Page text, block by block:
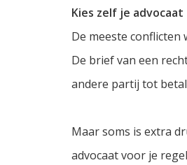
Kies zelf je advocaat
De meeste
De brief van een
andere partij tot
Maar soms is extra
advocaat voor je